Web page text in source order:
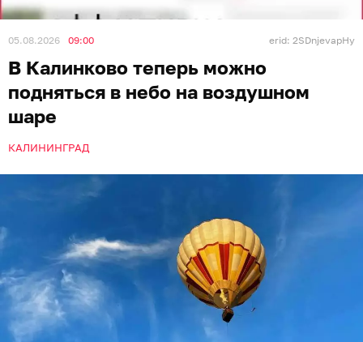
05.08.2026 09:00 erid: 2SDnjevapHy
В Калинково теперь можно
подняться в небо на воздушном
шаре
КАЛИНИНГРАД